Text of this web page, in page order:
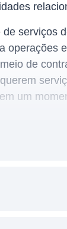
serviços
operações
de
um
A
para